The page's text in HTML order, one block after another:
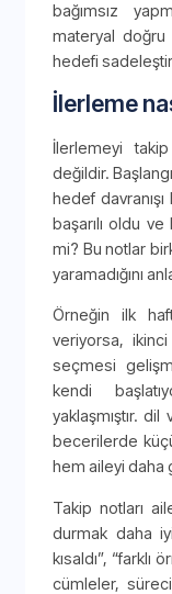
bağımsız
materyal
hedefi
İlerleme
İlerlemeyi
değildir.
hedef
başarılı oldu
mi? Bu notlar
yaramadığını
Örneğin ilk
veriyorsa,
seçmesi
kendi
yaklaşmıştır.
becerilerde
hem aileyi daha
Takip notları
durmak daha
kısaldı”, “farklı
cümleler,